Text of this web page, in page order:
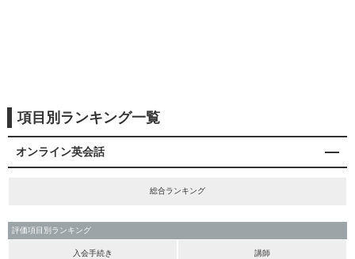
項目別ランキング一覧
オンライン英会話
総合ランキング
評価項目別ランキング
入会手続き 講師